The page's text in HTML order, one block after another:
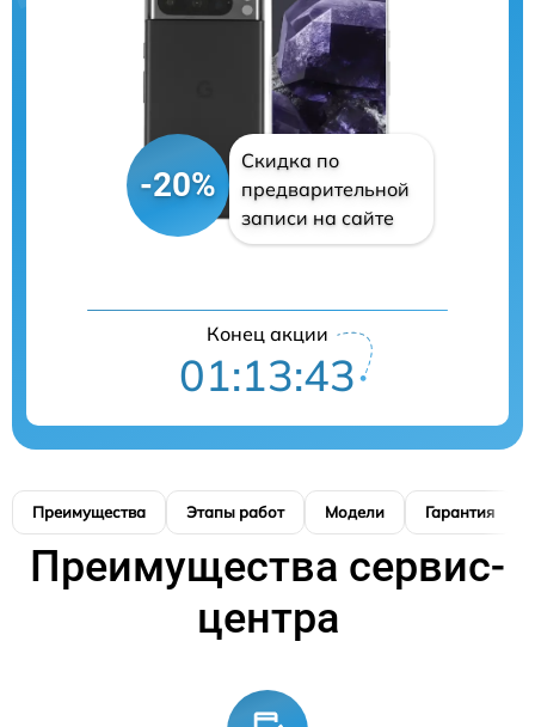
-20%
Скидка по
предварительной
записи на сайте
Конец акции
01:13:42
Преимущества Этапы работ Модели Гарантия
Преимущества сервис-
центра